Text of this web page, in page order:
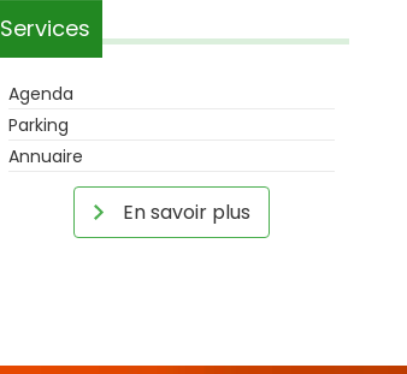
Services
Agenda
Parking
Annuaire
En savoir plus